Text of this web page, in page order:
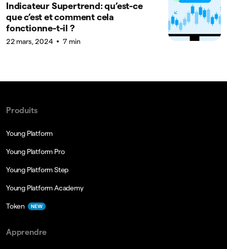
Indicateur Supertrend: qu’est-ce
que c’est et comment cela
fonctionne-t-il ?
22 mars, 2024 7 min
Produits
Young Platform
Young Platform Pro
Young Platform Step
Young Platform Academy
Token NEW
Apprendre